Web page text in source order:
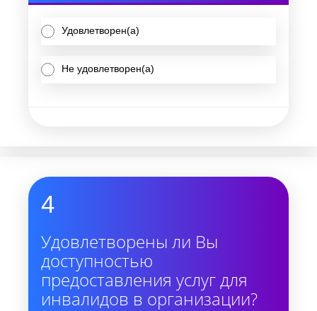
Удовлетворен(а)
Не удовлетворен(а)
4
Удовлетворены ли Вы
доступностью
предоставления услуг для
инвалидов в организации?